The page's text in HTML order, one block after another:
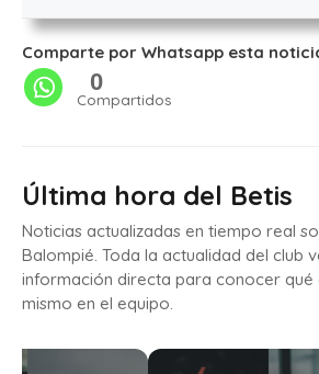
Comparte por Whatsapp esta
0
Compartidos
Última hora del Betis
Noticias actualizadas en tiempo real
Balompié. Toda la actualidad del club
información directa para conocer
mismo en el equipo.